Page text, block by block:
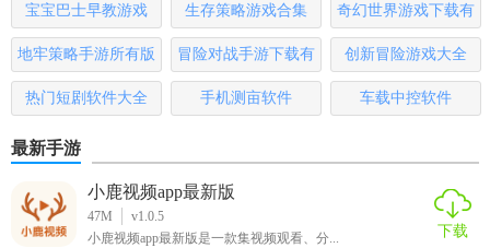
宝宝巴士早教游戏 生存策略游戏合集
奇幻世界游戏下载有
哪些
地牢策略手游所有版
本
冒险对战手游下载有
哪些
创新冒险游戏大全
热门短剧软件大全 手机测亩软件 车载中控软件
最新手游
小鹿视频app最新版
47M
v1.0.5
小鹿视频app最新版是一款集视频观看、分...
下载